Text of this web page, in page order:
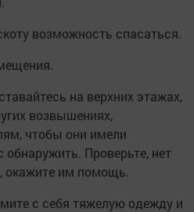
возможность спасаться.
на верхних этажах,
возвышениях,
чтобы они имели
Проверьте, нет
окажите им помощь.
с себя тяжелую одежду и